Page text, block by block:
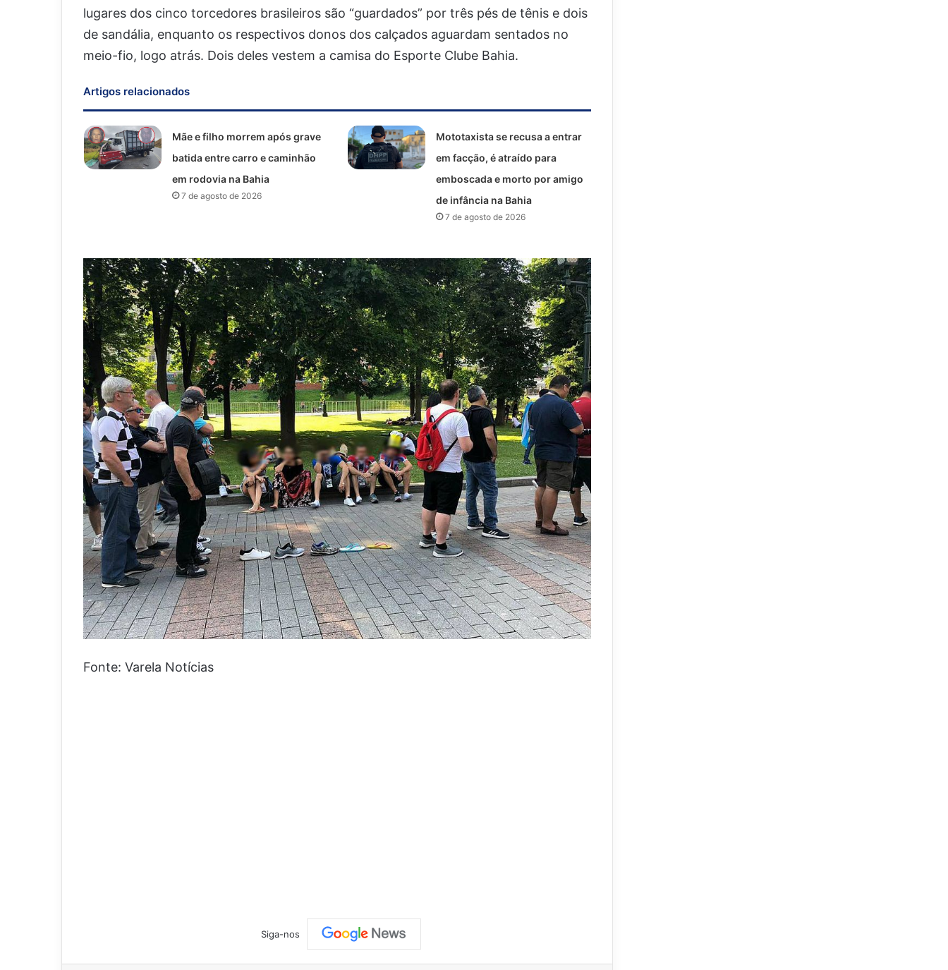
lugares dos cinco torcedores brasileiros são “guardados” por três pés de tênis e dois
de sandália, enquanto os respectivos donos dos calçados aguardam sentados no
meio-fio, logo atrás. Dois deles vestem a camisa do Esporte Clube Bahia.
Artigos relacionados
Mãe e filho morrem após grave
batida entre carro e caminhão
em rodovia na Bahia
7 de agosto de 2026
Mototaxista se recusa a entrar
em facção, é atraído para
emboscada e morto por amigo
de infância na Bahia
7 de agosto de 2026
Fonte: Varela Notícias
Siga-nos